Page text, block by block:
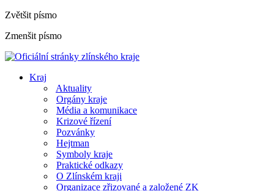
Zvětšit písmo
Zmenšit písmo
Kraj
Aktuality
Orgány kraje
Média a komunikace
Krizové řízení
Pozvánky
Hejtman
Symboly kraje
Praktické odkazy
O Zlínském kraji
Organizace zřizované a založené ZK